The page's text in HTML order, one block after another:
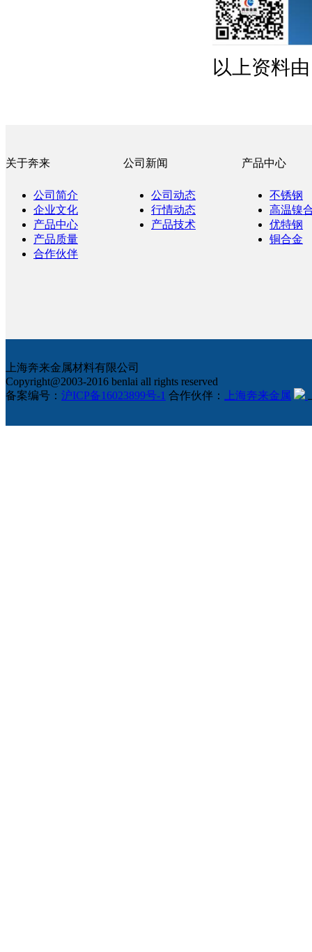
以上资料
关于奔来
公司简介
企业文化
产品中心
产品质量
合作伙伴
公司新闻
公司动态
行情动态
产品技术
产品中心
不锈钢
高温镍
优特钢
铜合金
上海奔来金属材料有限公司
Copyright@2003-2016 benlai all rights reserved
备案编号： 沪ICP备16023899号-1 合作伙伴： 上海奔来金属